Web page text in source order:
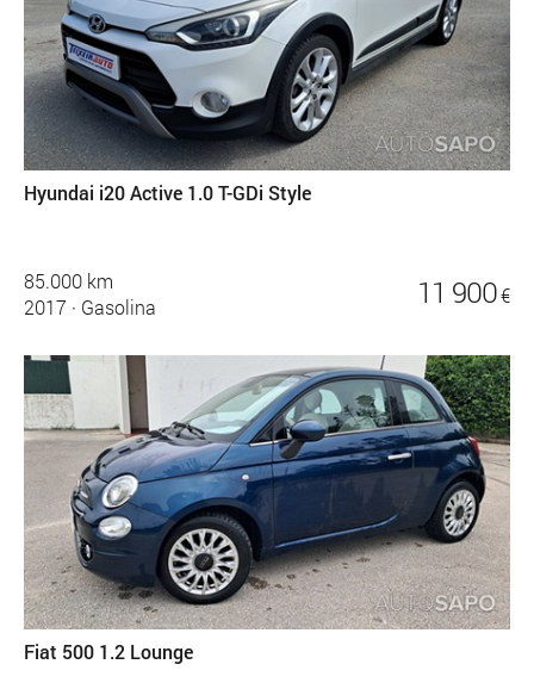
Hyundai i20 Active 1.0 T-GDi Style
85.000 km
2017 · Gasolina 11 900 €
Fiat 500 1.2 Lounge